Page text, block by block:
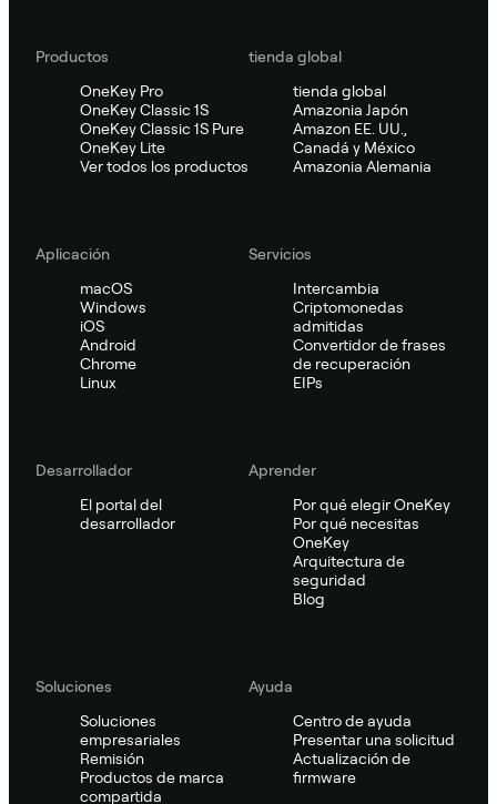
Productos
OneKey Pro
OneKey Classic 1S
OneKey Classic 1S Pure
OneKey Lite
Ver todos los productos
tienda global
tienda global
Amazonia Japón
Amazon EE. UU.,
Canadá y México
Amazonia Alemania
Aplicación
macOS
Windows
iOS
Android
Chrome
Linux
Servicios
Intercambia
Criptomonedas
admitidas
Convertidor de frases
de recuperación
EIPs
Desarrollador
El portal del
desarrollador
Aprender
Por qué elegir OneKey
Por qué necesitas
OneKey
Arquitectura de
seguridad
Blog
Soluciones
Soluciones
empresariales
Remisión
Productos de marca
compartida
Ayuda
Centro de ayuda
Presentar una solicitud
Actualización de
firmware